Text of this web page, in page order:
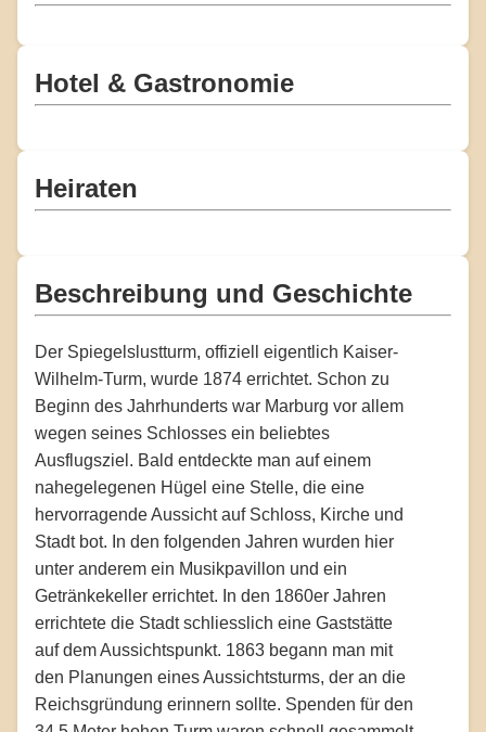
Hotel & Gastronomie
Heiraten
Beschreibung und Geschichte
Der Spiegelslustturm, offiziell eigentlich Kaiser-
Wilhelm-Turm, wurde 1874 errichtet. Schon zu
Beginn des Jahrhunderts war Marburg vor allem
wegen seines Schlosses ein beliebtes
Ausflugsziel. Bald entdeckte man auf einem
nahegelegenen Hügel eine Stelle, die eine
hervorragende Aussicht auf Schloss, Kirche und
Stadt bot. In den folgenden Jahren wurden hier
unter anderem ein Musikpavillon und ein
Getränkekeller errichtet. In den 1860er Jahren
errichtete die Stadt schliesslich eine Gaststätte
auf dem Aussichtspunkt. 1863 begann man mit
den Planungen eines Aussichtsturms, der an die
Reichsgründung erinnern sollte. Spenden für den